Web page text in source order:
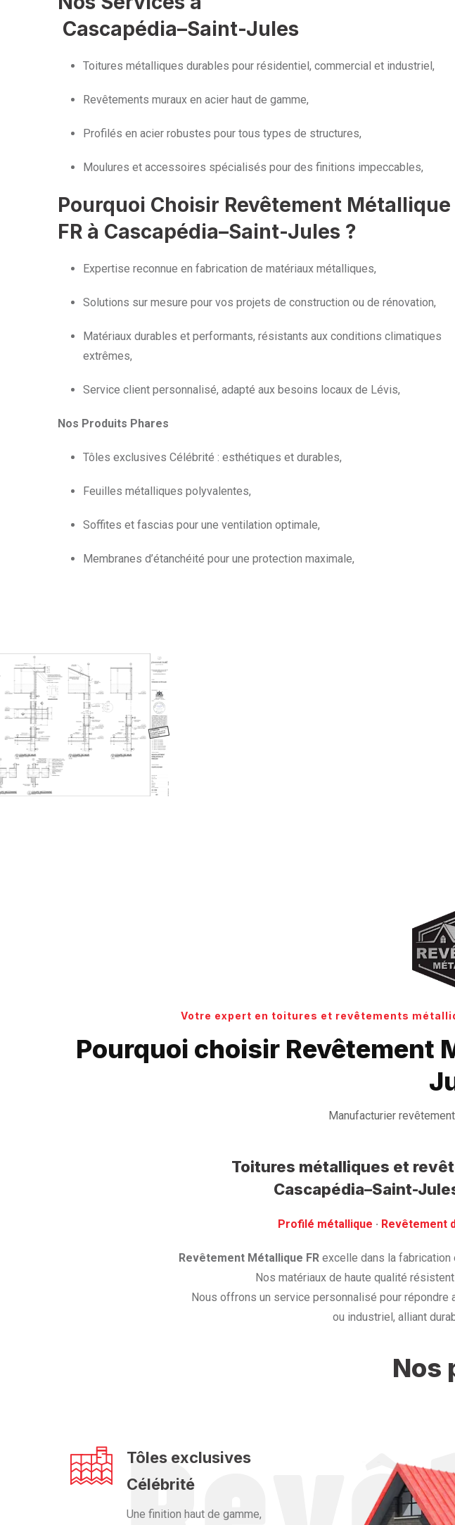
Cascapédia–Saint-Jules
Toitures métalliques durables pour résidentiel, commercial et industriel,
Revêtements muraux en acier haut de gamme,
Profilés en acier robustes pour tous types de structures,
Moulures et accessoires spécialisés pour des finitions impeccables,
Pourquoi Choisir Revêtement Métallique
FR à Cascapédia–Saint-Jules ?
Expertise reconnue en fabrication de matériaux métalliques,
Solutions sur mesure pour vos projets de construction ou de rénovation,
Matériaux durables et performants, résistants aux conditions climatiques
extrêmes,
Service client personnalisé, adapté aux besoins locaux de Lévis,
Nos Produits Phares
Tôles exclusives Célébrité : esthétiques et durables,
Feuilles métalliques polyvalentes,
Soffites et fascias pour une ventilation optimale,
Membranes d’étanchéité pour une protection maximale,
Votre expert en toitures et revêtements
Pourquoi choisir Revêtement
Manufacturier
Toitures métalliques et
Cascapédia–Saint-
Profilé métallique · ‎ Revêtement
Revêtement Métallique FRexcelle dans la fabrication
Nos matériaux de haute qualité
Nous offrons un service personnalisé pour
ou industriel, alliant
Nos
Tôles exclusives
Célébrité
Une finition haut de gamme,